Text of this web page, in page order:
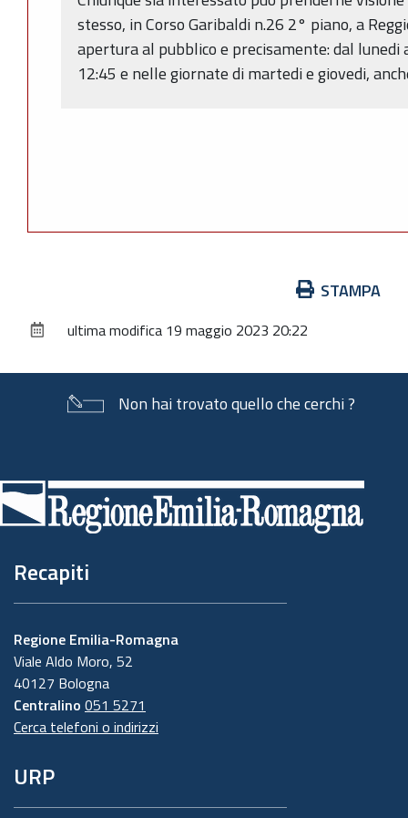
stesso, in Corso Garibaldi n.26 2° piano, a
apertura al pubblico e precisamente: dal
12:45 e nelle giornate di martedi e giovedi,
documento
STAMPA
ultima modifica 19 maggio 2023 20:22
Non hai trovato quello che cerchi ?
di
pagina
Recapiti
Regione Emilia-Romagna
Viale Aldo Moro, 52
40127 Bologna
Centralino 051 5271
Cerca telefoni o indirizzi
URP